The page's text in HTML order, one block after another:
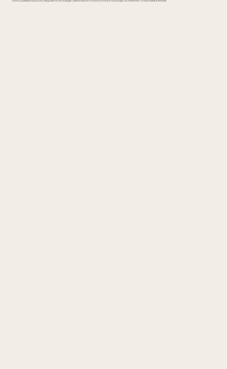
Hohe Qualitätsansprüche | Regulatorische Auflagen | Behördliche Prozesse | Hohe Erwartungen an Ambiente, Funktionalität & Ästhetik